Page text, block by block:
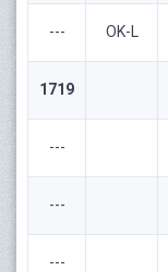
--- OK-L
1719
---
---
---